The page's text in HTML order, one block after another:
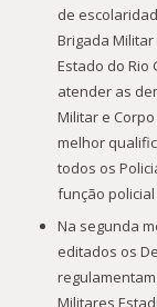
de
Brigada
Estado do Rio
atender as
Militar e
melhor
todos os
função
Na segunda
editados os
Militares